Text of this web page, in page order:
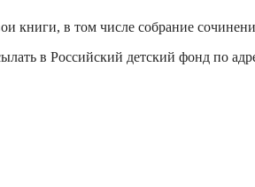
книги, в том числе собрание
в Российский детский фонд по